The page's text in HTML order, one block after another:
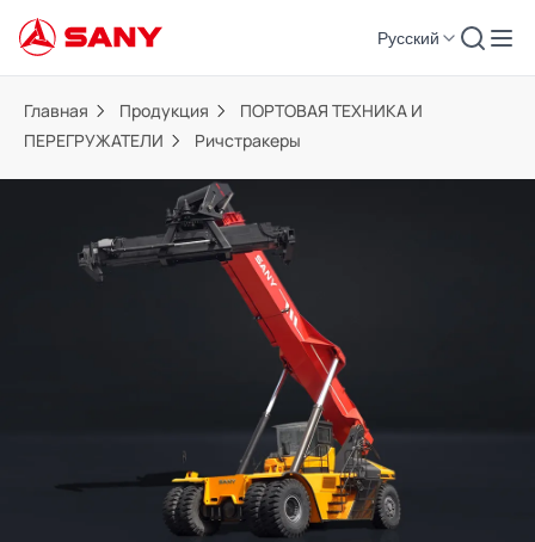
Русский
Главная Продукция
ПОРТОВАЯ ТЕХНИКА И
ПЕРЕГРУЖАТЕЛИ
Ричстракеры